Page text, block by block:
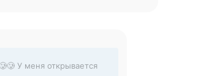
У меня открывается